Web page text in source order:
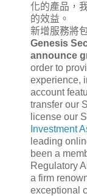
化的產品，
的效益。
新增服務將
Genesis
announce
order to
experience,
account
transfer our
license our
Investment
leading
been a
Regulatory
a firm
exceptional